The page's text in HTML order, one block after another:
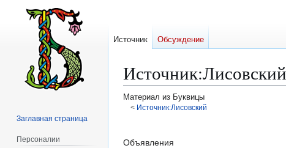
Источник:
Материал из Буквицы
< Источник:Лисовский
к
к
Объявления
Источник Обсуждение
Заглавная страница
Персоналии